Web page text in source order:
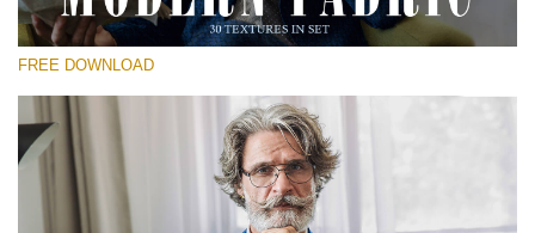
Si prega di Selezionare
Small 800*533px
Modern Fabric
(30 Textures)
FREE DOWNLOAD